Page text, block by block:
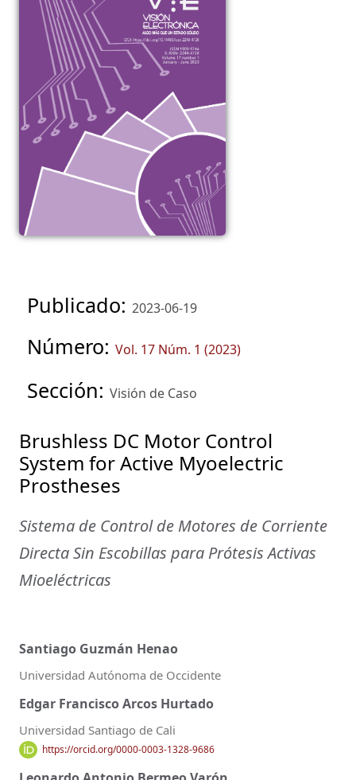
Publicado: 2023-06-19
Número: Vol. 17 Núm. 1 (2023)
Sección: Visión de Caso
Brushless DC Motor Control
System for Active Myoelectric
Prostheses
Sistema de Control de Motores de Corriente
Directa Sin Escobillas para Prótesis Activas
Mioeléctricas
Santiago Guzmán Henao
Universidad Autónoma de Occidente
Edgar Francisco Arcos Hurtado
Universidad Santiago de Cali
https://orcid.org/0000-0003-1328-9686